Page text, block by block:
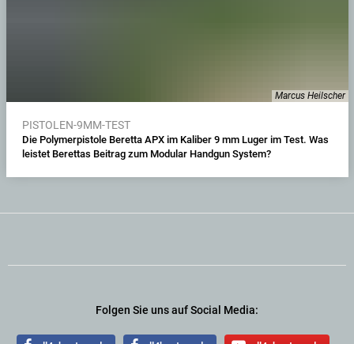
Marcus Heilscher
PISTOLEN-9MM-TEST
Die Polymerpistole Beretta APX im Kaliber 9 mm Luger im Test. Was
leistet Berettas Beitrag zum Modular Handgun System?
Folgen Sie uns auf Social Media: